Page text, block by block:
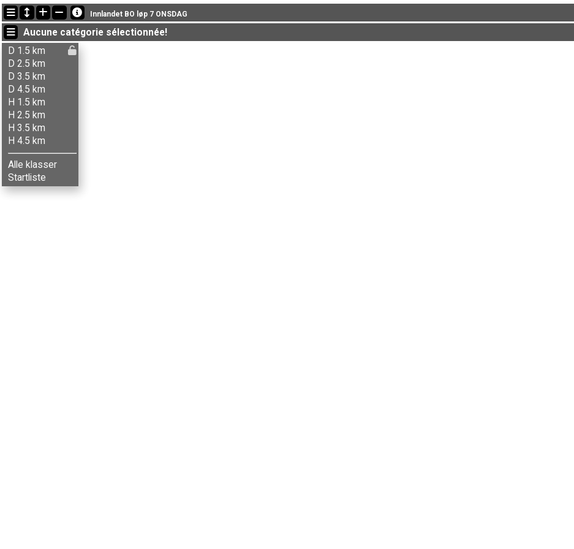
Dernières mises à jour
19:00:49: Pål Hagen (Herrer 3.5 km) got new status: absent
19:00:41: Reidar Syversen (Herrer 2.5 km
19:00:02: Birgit W. Berg (Damer 3.5 km) a terminé , chrono: 48:02 (12)
Innlandet BO løp 7 ONSDAG
Aucune catégorie sélectionnée!
D 1.5 km
D 2.5 km
D 3.5 km
D 4.5 km
H 1.5 km
H 2.5 km
H 3.5 km
H 4.5 km
Alle klasser
Startliste